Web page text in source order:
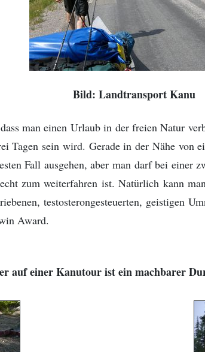
Bild: Landtransport Kanu
man einen Urlaub in der freien Natur
Tagen sein wird. Gerade in der Nähe
Fall ausgehen, aber man darf bei einer
zum weiterfahren ist. Natürlich kann
testosterongesteuerten, geistigen
Award.
auf einer Kanutour ist ein machbarer